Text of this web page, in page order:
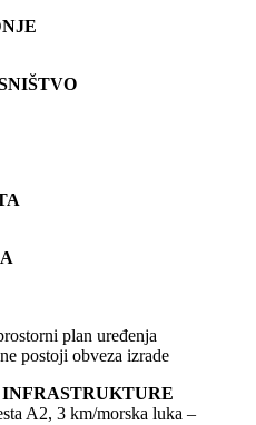
plan uređenja
postoji obveza izrade
A2, 3 km/morska luka –